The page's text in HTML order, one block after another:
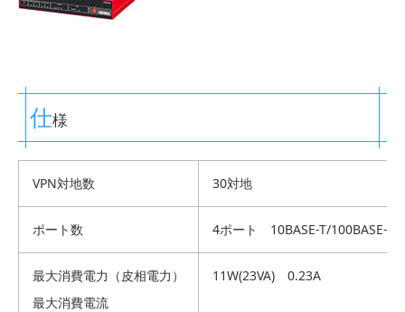
仕様
VPN対地数 30対地
ポート数 4ポート 10BASE-T/100BASE-
最大消費電力（皮相電力）
最大消費電流
11W(23VA) 0.23A